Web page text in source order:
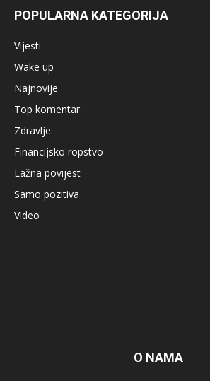
POPULARNA KATEGORIJA
Vijesti
Wake up
Najnovije
Top komentar
Zdravlje
Financijsko ropstvo
Lažna povijest
Samo pozitiva
Video
O NAMA